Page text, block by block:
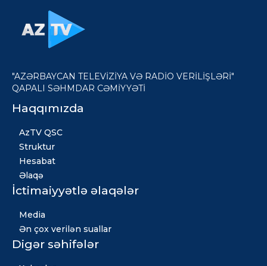
"AZƏRBAYCAN TELEVİZİYA VƏ RADİO VERİLİŞLƏRİ"
QAPALI SƏHMDAR CƏMİYYƏTİ
Haqqımızda
AzTV QSC
Struktur
Hesabat
Əlaqə
İctimaiyyətlə əlaqələr
Media
Ən çox verilən suallar
Digər səhifələr